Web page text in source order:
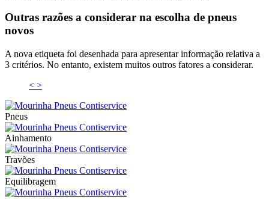
Outras razões a considerar na escolha de pneus
novos
A nova etiqueta foi desenhada para apresentar informação relativa a
3 critérios. No entanto, existem muitos outros fatores a considerar.
< >
Pneus
Ainhamento
Travões
Equilibragem